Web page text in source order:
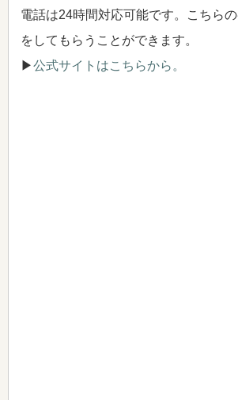
電話は24時間対応可能です。こちら
をしてもらうことができます。
▶公式サイトはこちらから。